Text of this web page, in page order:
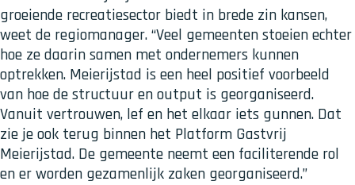
groeiende recreatiesector biedt in brede zin kansen,
weet de regiomanager. “Veel gemeenten stoeien echter
hoe ze daarin samen met ondernemers kunnen
optrekken. Meierijstad is een heel positief voorbeeld
van hoe de structuur en output is georganiseerd.
Vanuit vertrouwen, lef en het elkaar iets gunnen. Dat
zie je ook terug binnen het Platform Gastvrij
Meierijstad. De gemeente neemt een faciliterende rol
en er worden gezamenlijk zaken georganiseerd.”